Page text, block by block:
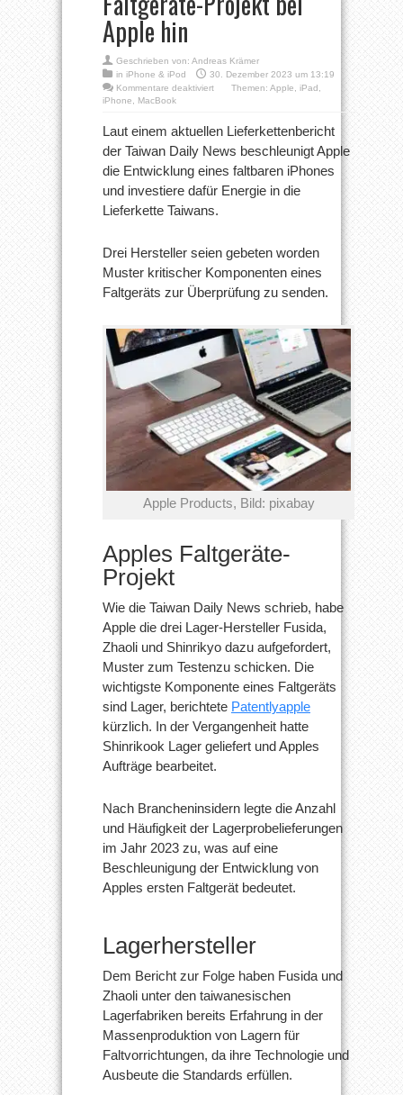
Apple hin
Geschrieben von: Andreas Krämer
in iPhone & iPod
30. Dezember 2023 um 13:19
Kommentare deaktiviertfür
deutet
auf
iPhone
Projekt
bei
hin
Themen: Apple iPad
iPhone
MacBook
Laut einem aktuellen Lieferkettenbericht
der Taiwan Daily News beschleunigt Apple
die Entwicklung eines faltbaren iPhones
und investiere dafür Energie in die
Lieferkette Taiwans.
Drei Hersteller seien gebeten worden
Muster kritischer Komponenten eines
Faltgeräts zur Überprüfung zu senden.
Apple Products, Bild: pixabay
Apples Faltgeräte-
Projekt
Wie die Taiwan Daily News schrieb, habe
Apple die drei Lager-Hersteller Fusida,
Zhaoli und Shinrikyo dazu aufgefordert,
Muster zum Testenzu schicken. Die
wichtigste Komponente eines Faltgeräts
sind Lager, berichtete Patentlyapple
kürzlich. In der Vergangenheit hatte
Shinrikook Lager geliefert und Apples
Aufträge bearbeitet.
Nach Brancheninsidern legte die Anzahl
und Häufigkeit der Lagerprobelieferungen
im Jahr 2023 zu, was auf eine
Beschleunigung der Entwicklung von
Apples ersten Faltgerät bedeutet.
Lagerhersteller
Dem Bericht zur Folge haben Fusida und
Zhaoli unter den taiwanesischen
Lagerfabriken bereits Erfahrung in der
Massenproduktion von Lagern für
Faltvorrichtungen, da ihre Technologie und
Ausbeute die Standards erfüllen.